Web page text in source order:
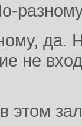
да.
не
этом